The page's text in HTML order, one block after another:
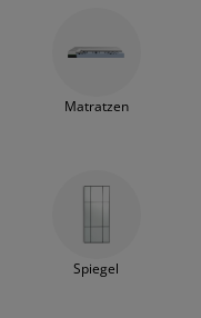
Matratzen
Spiegel